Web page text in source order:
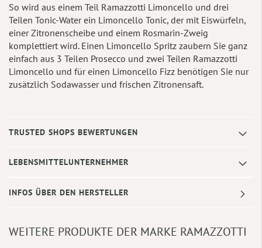
So wird aus einem Teil Ramazzotti Limoncello und drei
Teilen Tonic-Water ein Limoncello Tonic, der mit Eiswürfeln,
einer Zitronenscheibe und einem Rosmarin-Zweig
komplettiert wird. Einen Limoncello Spritz zaubern Sie ganz
einfach aus 3 Teilen Prosecco und zwei Teilen Ramazzotti
Limoncello und für einen Limoncello Fizz benötigen Sie nur
zusätzlich Sodawasser und frischen Zitronensaft.
TRUSTED SHOPS BEWERTUNGEN
LEBENSMITTELUNTERNEHMER
INFOS ÜBER DEN HERSTELLER
WEITERE PRODUKTE DER MARKE RAMAZZOTTI